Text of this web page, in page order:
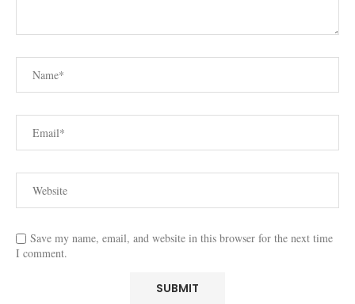
Save my name, email, and website in this browser for the next time
I comment.